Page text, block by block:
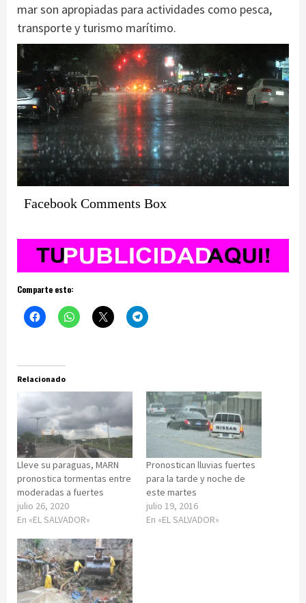
mar son apropiadas para actividades como pesca,
transporte y turismo marítimo.
Facebook Comments Box
Comparte esto:
Relacionado
Lleve su paraguas, MARN
pronostica tormentas entre
moderadas a fuertes
julio 26, 2020
En «EL SALVADOR»
Pronostican lluvias fuertes
para la tarde y noche de
este martes
julio 19, 2016
En «EL SALVADOR»